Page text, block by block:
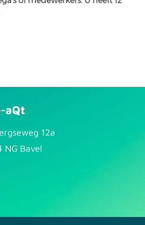
aQt
12a
NG Bavel